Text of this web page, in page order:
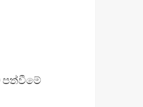
පත්වීමේ